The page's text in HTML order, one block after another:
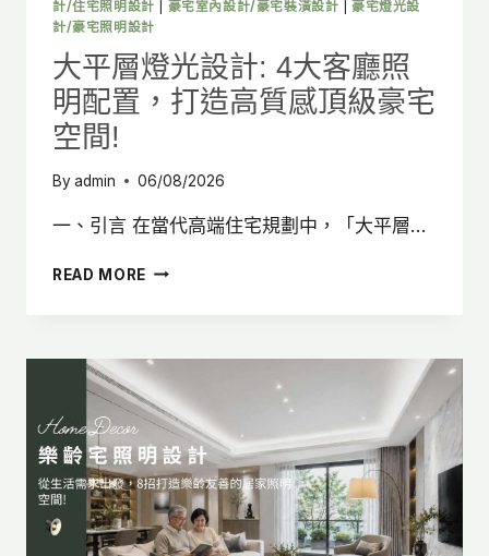
規
劃
一
次
看
計/住宅照明設計
豪宅室內設計/豪宅裝潢設計 |豪宅燈光設
計/豪宅照明設計
大平層燈光設計: 4大客廳照
明配置，打造高質感頂級豪宅
空間!
Byadmin 06/08/2026
一、引言 在當代高端住宅規劃中，「大平層…
READ MORE 大
光
設
計:
4
大
客
廳
照
明